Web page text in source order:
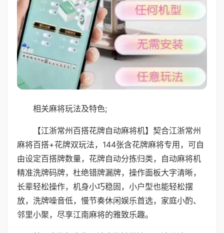
相关麻将玩法及特色;
【江浙常州百搭花牌自动麻将机】契合江浙常州
麻将百搭+花牌双玩法，144张含花牌麻将专用，可自
由设定百搭牌数量，花牌自动分拣归类，自动麻将机
精准洗牌码牌，杜绝错牌漏牌，操作面板大字清晰，
长辈轻松操作，机身小巧稳固，小户型也能轻松摆
放，洗牌噪音低，慢节奏休闲娱乐首选，家庭小酌、
邻里小聚，尽享江南麻将的雅致乐趣。